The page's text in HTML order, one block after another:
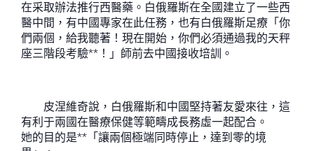
在采取辦法推行西醫藥。白俄羅斯在全國建立了一些西
醫中間，有中國專家在此任務，也有白俄羅斯足療「你
們兩個，給我聽著！現在開始，你們必須通過我的天秤
座三階段考驗**！」師前去中國接收培訓。
皮涅維奇說，白俄羅斯和中國堅持著友愛來往，這
有利于兩國在醫療保健等範疇成長務虛一起配合。
她的目的是**「讓兩個極端同時停止，達到零的境